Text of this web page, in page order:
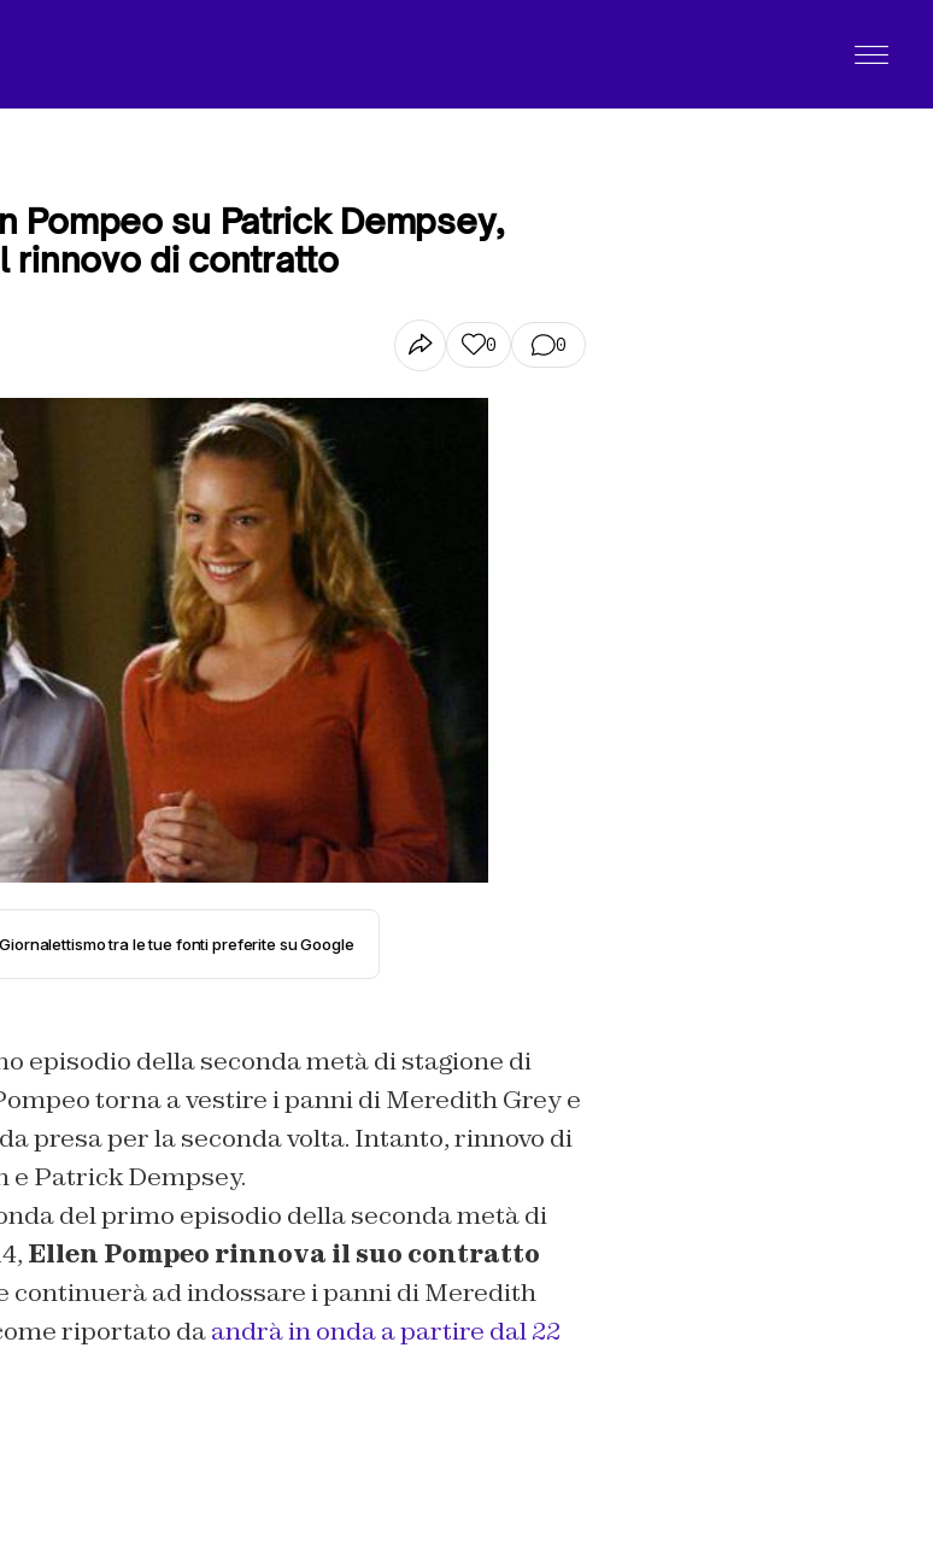
Pompeo su Patrick Dempsey,
rinnovo di contratto
0 0
tra le tue fonti preferite su Google
episodio della seconda metà di stagione di
torna a vestire i panni di Meredith Grey e
presa per la seconda volta. Intanto, rinnovo di
Patrick Dempsey.
del primo episodio della seconda metà di
Ellen Pompeo rinnova il suo contratto
continuerà ad indossare i panni di Meredith
riportato daandrà in onda a partire dal 22